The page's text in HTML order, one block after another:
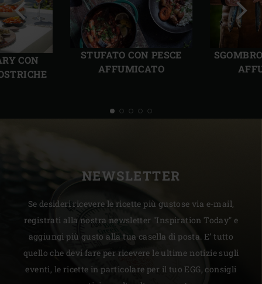
CON
STUFATO CON PESCE
AFFUMICATO
NEWSLETTER
Se desideri ricevere le ricette più gustose via e-mail,
registrati alla nostra newsletter "Inspiration Today" e
aggiungi più gusto alla tua casella di posta. E’ tutto
quello che devi fare per ricevere le ultime notizie sugli
eventi, le ricette in particolare per il tuo EGG, consigli